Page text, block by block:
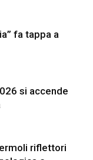
fa tappa a
si accende
riflettori